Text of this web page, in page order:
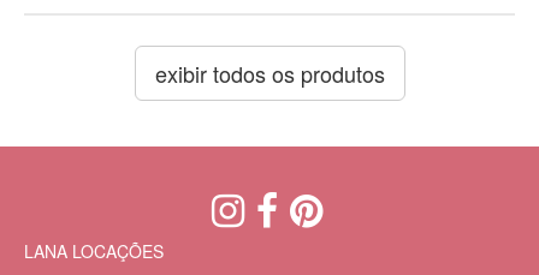
exibir todos os produtos
LANA LOCAÇÕES